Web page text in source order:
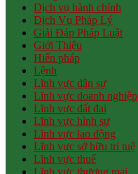
Dịch vụ hành chính
Dịch Vụ Pháp Lý
Giải Đáp Pháp Luật
Giới Thiệu
Hiến pháp
Lệnh
Lĩnh vực dân sự
Lĩnh vực doanh nghiệp
Lĩnh vực đất đai
Lĩnh vực hình sự
Lĩnh vực lao động
Lĩnh vực sở hữu trí tuệ
Lĩnh vực thuế
Lĩnh vực thương mại